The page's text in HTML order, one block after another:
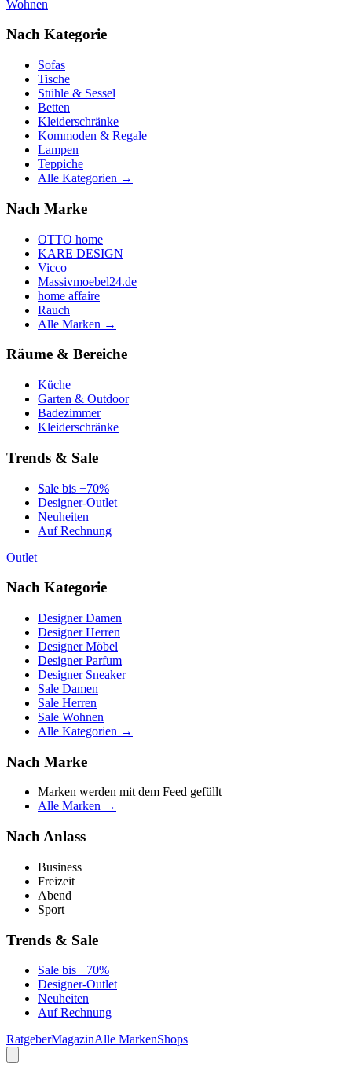
Wohnen
Nach Kategorie
Sofas
Tische
Stühle & Sessel
Betten
Kleiderschränke
Kommoden & Regale
Lampen
Teppiche
Alle Kategorien →
Nach Marke
OTTO home
KARE DESIGN
Vicco
Massivmoebel24.de
home affaire
Rauch
Alle Marken →
Räume & Bereiche
Küche
Garten & Outdoor
Badezimmer
Kleiderschränke
Trends & Sale
Sale bis −70%
Designer-Outlet
Neuheiten
Auf Rechnung
Outlet
Nach Kategorie
Designer Damen
Designer Herren
Designer Möbel
Designer Parfum
Designer Sneaker
Sale Damen
Sale Herren
Sale Wohnen
Alle Kategorien →
Nach Marke
Marken werden mit dem Feed gefüllt
Alle Marken →
Nach Anlass
Business
Freizeit
Abend
Sport
Trends & Sale
Sale bis −70%
Designer-Outlet
Neuheiten
Auf Rechnung
RatgeberMagazinAlle MarkenShops